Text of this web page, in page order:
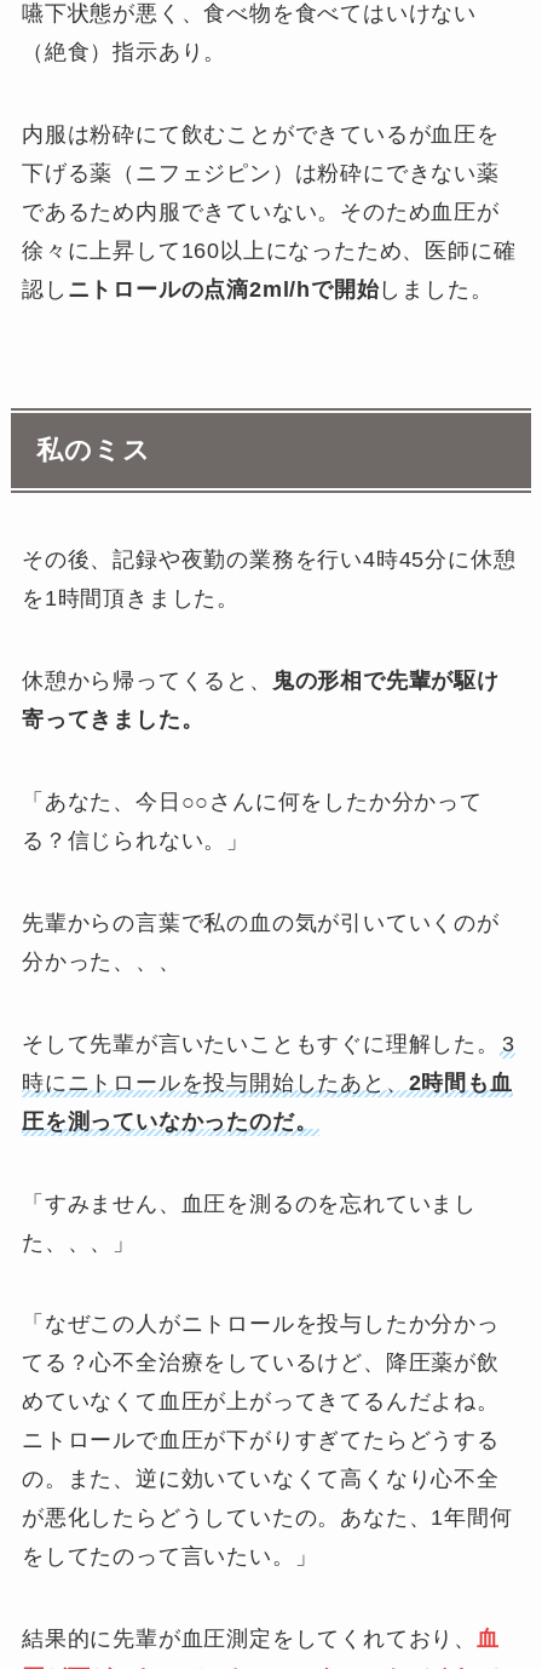
嚥下状態が悪く、食べ物を食べてはいけない
（絶食）指示あり。
内服は粉砕にて飲むことができているが血圧を
下げる薬（ニフェジピン）は粉砕にできない薬
であるため内服できていない。そのため血圧が
徐々に上昇して160以上になったため、医師に確
認し ニトロールの点滴2ml/hで開始しました。
私のミス
その後、記録や夜勤の業務を行い4時45分に休憩
を1時間頂きました。
休憩から帰ってくると、
鬼の形相で先輩が駆け
寄ってきました。
「あなた、今日○○さんに何をしたか分かって
る？信じられない。」
先輩からの言葉で私の血の気が引いていくのが
分かった、、、
そして先輩が言いたいこともすぐに理解した。
3
時にニトロールを投与開始したあと、 2時間も血
圧を測っていなかったのだ。
「すみません、血圧を測るのを忘れていまし
た、、、」
「なぜこの人がニトロールを投与したか分かっ
てる？心不全治療をしているけど、降圧薬が飲
めていなくて血圧が上がってきてるんだよね。
ニトロールで血圧が下がりすぎてたらどうする
の。また、逆に効いていなくて高くなり心不全
が悪化したらどうしていたの。あなた、1年間何
をしてたのって言いたい。」
結果的に先輩が血圧測定をしてくれており、血